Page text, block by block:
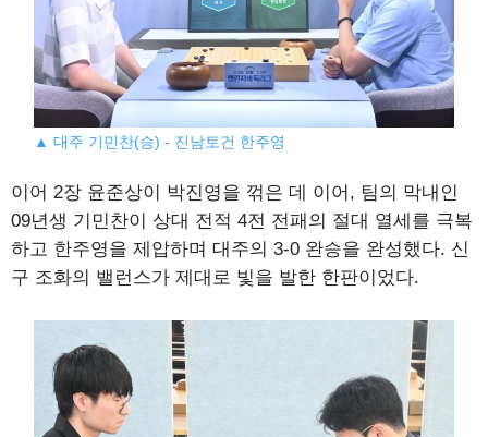
▲ 대주 기민찬(승) - 진남토건 한주영
이어 2장 윤준상이 박진영을 꺾은 데 이어, 팀의 막내인
09년생 기민찬이 상대 전적 4전 전패의 절대 열세를 극복
하고 한주영을 제압하며 대주의 3-0 완승을 완성했다. 신
구 조화의 밸런스가 제대로 빛을 발한 한판이었다.